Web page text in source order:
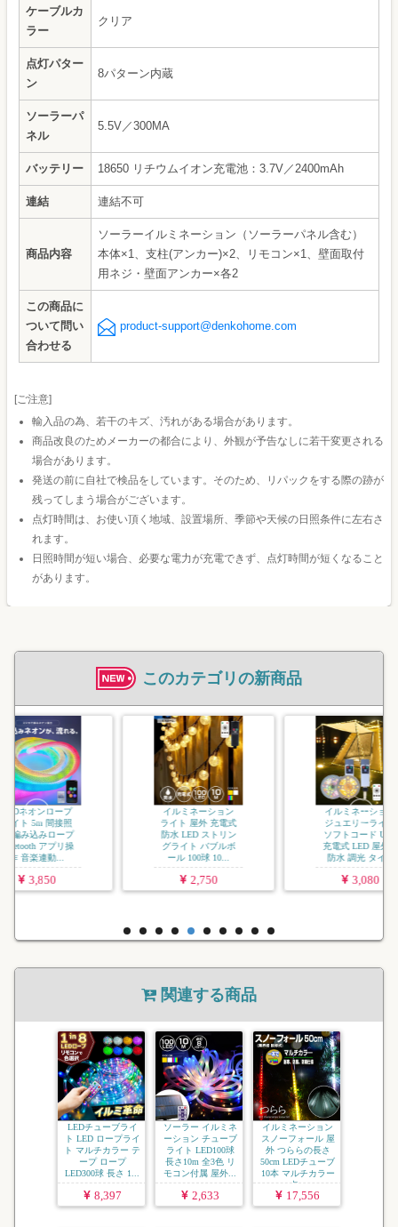
ケーブルカ
ラー
クリア
点灯パター
ン
8パターン内蔵
ソーラーパ
ネル
5.5V／300MA
バッテリー 18650 リチウムイオン充電池：3.7V／2400mAh
連結 連結不可
商品内容
ソーラーイルミネーション（ソーラーパネル含む）
本体×1、支柱(アンカー)×2、リモコン×1、壁面取付
用ネジ・壁面アンカー×各2
この商品に
ついて問い
合わせる
product-support@denkohome.com
[ご注意]
輸入品の為、若干のキズ、汚れがある場合があります。
商品改良のためメーカーの都合により、外観が予告なしに若干変更される
場合があります。
発送の前に自社で検品をしています。そのため、リパックをする際の跡が
残ってしまう場合がございます。
点灯時間は、お使い頂く地域、設置場所、季節や天候の日照条件に左右さ
れます。
日照時間が短い場合、必要な電力が充電できず、点灯時間が短くなること
があります。
このカテゴリの新商品
イルミネーション
ライト 屋外 充電式
防水 LED ストリン
グライト バブルボ
ール 100球 10...
イルミネーション
ジュエリーライト
ソフトコード USB
充電式 LED 屋外用
防水 調光 タイ...
イルミ
ジュエ
USB 充
屋外用
タイマ
関連する商品
LEDチューブライ
ト LED ロープライ
ト マルチカラー テ
ープ ロープ
LED300球 長さ 1...
8,397
ソーラー イルミネ
ーション チューブ
ライト LED100球
長さ10m 全3色 リ
モコン付属 屋外...
2,633
イルミネーション
スノーフォール 屋
外 つららの長さ
50cm LEDチューブ
10本 マルチカラー
点...
17,556